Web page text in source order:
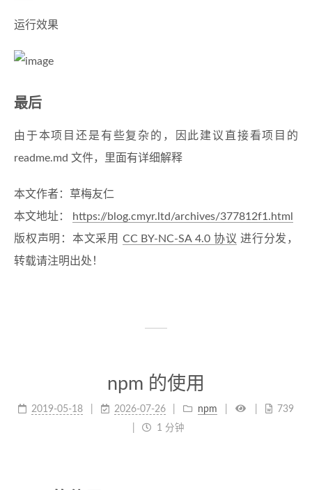
运行效果
最后
由于本项目还是有些复杂的，因此建议直接看项目的
readme.md 文件，里面有详细解释
本文作者：草梅友仁
本文地址：
https://blog.cmyr.ltd/archives/377812f1.html
版权声明：本文采用 CC BY-NC-SA 4.0 协议 进行分发，
转载请注明出处！
npm 的使用
2019-05-18 2026-07-26 npm
739
1 分钟